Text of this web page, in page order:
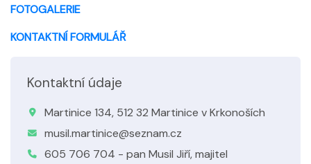
FOTOGALERIE
KONTAKTNÍ FORMULÁŘ
Kontaktní údaje
Martinice 134, 512 32 Martinice v Krkonoších
musil.martinice@seznam.cz
605 706 704 - pan Musil Jiří, majitel